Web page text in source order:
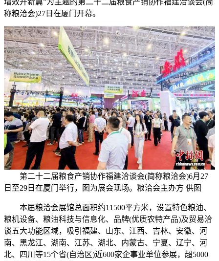
称粮洽会)27日在厦门开幕。
第二十二届粮食产销协作福建洽谈会(简称粮洽会)6月27
日至29日在厦门举行，图为展会现场。粮洽会主办方 供图
本届粮洽会展馆总面积约11500平方米，设置特色粮油、
粮机设备、粮油科技与信息化、品牌(优质农特产品)及贸易洽
谈五大功能区域，吸引福建、山东、江西、吉林、安徽、河
南、黑龙江、湖南、江苏、湖北、内蒙古、宁夏、辽宁、河
北、四川等15个省(自治区)近600家企事业单位参展，超5000